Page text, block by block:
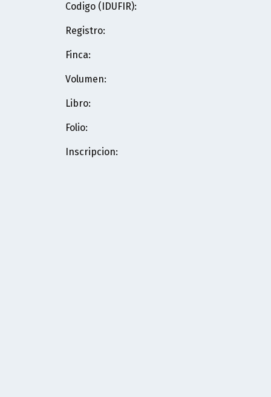
Codigo (IDUFIR):
Registro:
Finca:
Volumen:
Libro:
Folio:
Inscripcion: